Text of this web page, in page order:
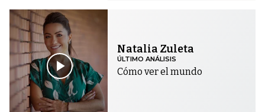
Natalia Zuleta
ÚLTIMO ANÁLISIS
Cómo ver el mundo